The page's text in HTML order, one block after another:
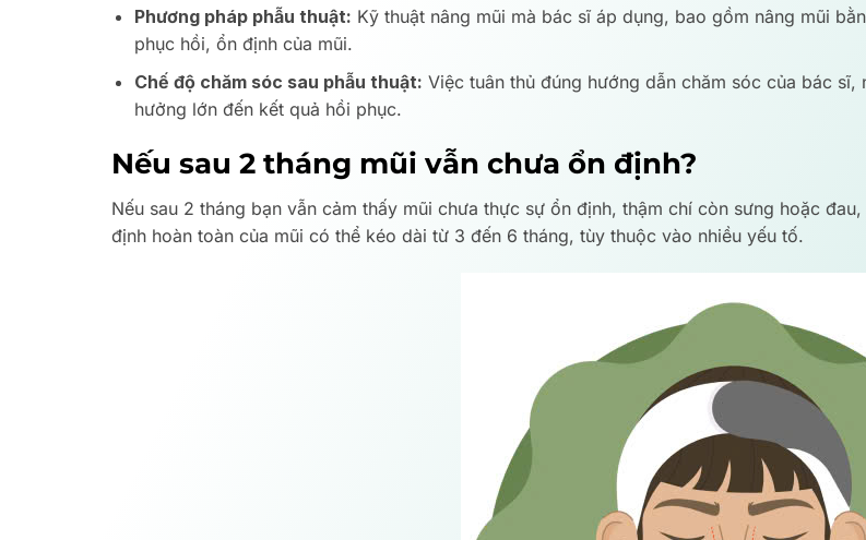
Phương pháp phẫu thuật: Kỹ thuật nâng mũi mà bác sĩ áp dụng, bao gồm nâng mũi
phục hồi, ổn định của mũi.
Chế độ chăm sóc sau phẫu thuật: Việc tuân thủ đúng hướng dẫn chăm sóc của bác
hưởng lớn đến kết quả hồi phục.
Nếu sau 2 tháng mũi vẫn chưa ổn định?
Nếu sau 2 tháng bạn vẫn cảm thấy mũi chưa thực sự ổn định, thậm chí còn sưng hoặc
định hoàn toàn của mũi có thể kéo dài từ 3 đến 6 tháng, tùy thuộc vào nhiều yếu tố.